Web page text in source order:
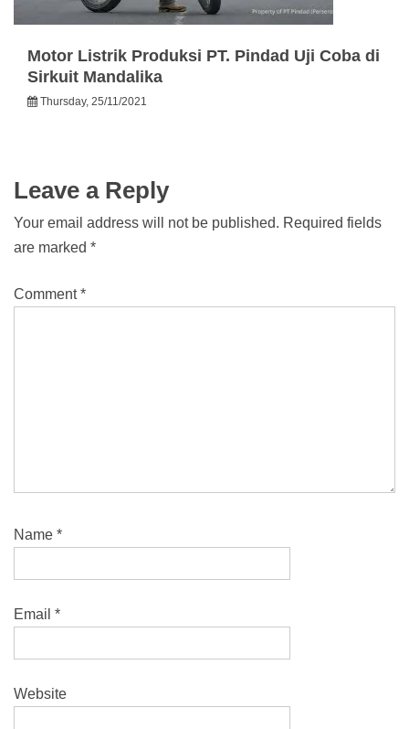
Motor Listrik Produksi PT. Pindad Uji Coba di
Sirkuit Mandalika
Thursday, 25/11/2021
Leave a Reply
Your email address will not be published. Required fields
are marked *
Comment*
Name *
Email *
Website